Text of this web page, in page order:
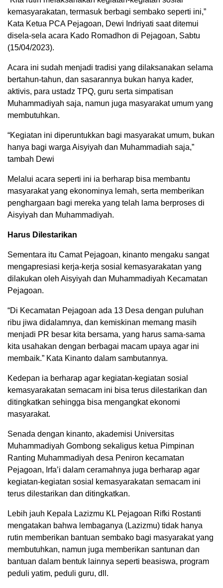
00:00
kemasyarakatan, termasuk berbagi sembako seperti ini,”
Kata Ketua PCA Pejagoan, Dewi Indriyati saat ditemui
disela-sela acara Kado Romadhon di Pejagoan, Sabtu
(15/04/2023).
Acara ini sudah menjadi tradisi yang dilaksanakan selama
bertahun-tahun, dan sasarannya bukan hanya kader,
aktivis, para ustadz TPQ, guru serta simpatisan
Muhammadiyah saja, namun juga masyarakat umum yang
membutuhkan.
“Kegiatan ini diperuntukkan bagi masyarakat umum, bukan
hanya bagi warga Aisyiyah dan Muhammadiah saja,”
tambah Dewi
Melalui acara seperti ini ia berharap bisa membantu
masyarakat yang ekonominya lemah, serta memberikan
penghargaan bagi mereka yang telah lama berproses di
Aisyiyah dan Muhammadiyah.
Harus Dilestarikan
Sementara itu Camat Pejagoan, kinanto mengaku sangat
mengapresiasi kerja-kerja sosial kemasyarakatan yang
dilakukan oleh Aisyiyah dan Muhammadiyah Kecamatan
Pejagoan.
“Di Kecamatan Pejagoan ada 13 Desa dengan puluhan
ribu jiwa didalamnya, dan kemiskinan memang masih
menjadi PR besar kita bersama, yang harus sama-sama
kita usahakan dengan berbagai macam upaya agar ini
membaik.” Kata Kinanto dalam sambutannya.
Kedepan ia berharap agar kegiatan-kegiatan sosial
kemasyarakatan semacam ini bisa terus dilestarikan dan
ditingkatkan sehingga bisa mengangkat ekonomi
masyarakat.
Senada dengan kinanto, akademisi Universitas
Muhammadiyah Gombong sekaligus ketua Pimpinan
Ranting Muhammadiyah desa Peniron kecamatan
Pejagoan, Irfa’i dalam ceramahnya juga berharap agar
kegiatan-kegiatan sosial kemasyarakatan semacam ini
terus dilestarikan dan ditingkatkan.
Lebih jauh Kepala Lazizmu KL Pejagoan Rifki Rostanti
mengatakan bahwa lembaganya (Lazizmu) tidak hanya
rutin memberikan bantuan sembako bagi masyarakat yang
membutuhkan, namun juga memberikan santunan dan
bantuan dalam bentuk lainnya seperti beasiswa, program
peduli yatim, peduli guru, dll.